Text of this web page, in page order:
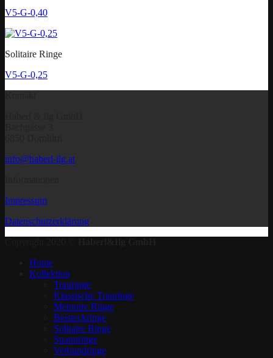
V5-G-0,40
Solitaire Ringe
V5-G-0,25
info@haberl-ilg.at
Impressum
Datenschutzerklärung
Home
Kollektion
Trauringe
Klassische Trauringe
Memoire Ringe
Beisteckringe
Solitaire Ringe
Spannringe
Verbundringe